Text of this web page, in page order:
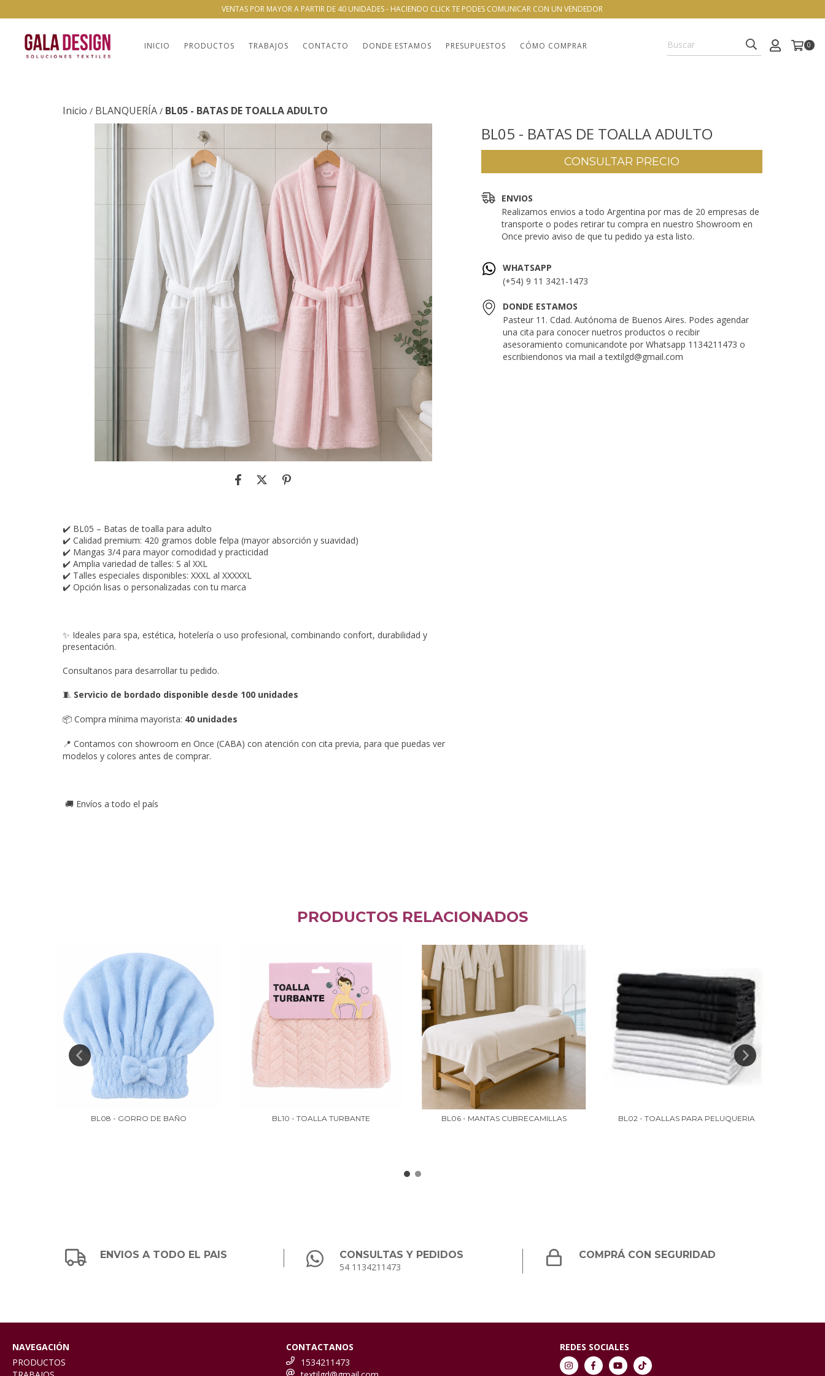
VENTAS POR MAYOR A PARTIR DE 40 UNIDADES - HACIENDO CLICK TE PODES COMUNICAR CON UN VENDEDOR
INICIO PRODUCTOS TRABAJOS CONTACTO DONDE ESTAMOS PRESUPUESTOS CÓMO COMPRAR 0
Inicio / BLANQUERÍA / BL05 - BATAS DE TOALLA ADULTO
✔️ BL05 – Batas de toalla para adulto
✔️ Calidad premium: 420 gramos doble felpa (mayor absorción y suavidad)
✔️ Mangas 3/4 para mayor comodidad y practicidad
✔️ Amplia variedad de talles: S al XXL
✔️ Talles especiales disponibles: XXXL al XXXXXL
✔️ Opción lisas o personalizadas con tu marca
✨ Ideales para spa, estética, hotelería o uso profesional, combinando confort, durabilidad y
presentación.
Consultanos para desarrollar tu pedido.
🧵 Servicio de bordado disponible desde 100 unidades
📦 Compra mínima mayorista: 40 unidades
📍 Contamos con showroom en Once (CABA) con atención con cita previa, para que puedas ver
modelos y colores antes de comprar.
🚚 Envíos a todo el país
BL05 - BATAS DE TOALLA ADULTO
ENVIOS
Realizamos envios a todo Argentina por mas de 20 empresas de
transporte o podes retirar tu compra en nuestro Showroom en
Once previo aviso de que tu pedido ya esta listo.
WHATSAPP
(+54) 9 11 3421-1473
DONDE ESTAMOS
Pasteur 11. Cdad. Autónoma de Buenos Aires. Podes agendar
una cita para conocer nuetros productos o recibir
asesoramiento comunicandote por Whatsapp 1134211473 o
escribiendonos via mail atextilgd@gmail.com
PRODUCTOS RELACIONADOS
BL08 - GORRO DE BAÑO BL10 - TOALLA TURBANTE BL06 - MANTAS CUBRECAMILLAS BL02 - TOALLAS PARA PELUQUERIA
ENVIOS A TODO EL PAIS
CONSULTAS Y PEDIDOS
54 1134211473
COMPRÁ CON SEGURIDAD
NAVEGACIÓN
PRODUCTOS
CONTACTANOS
1534211473
REDES SOCIALES